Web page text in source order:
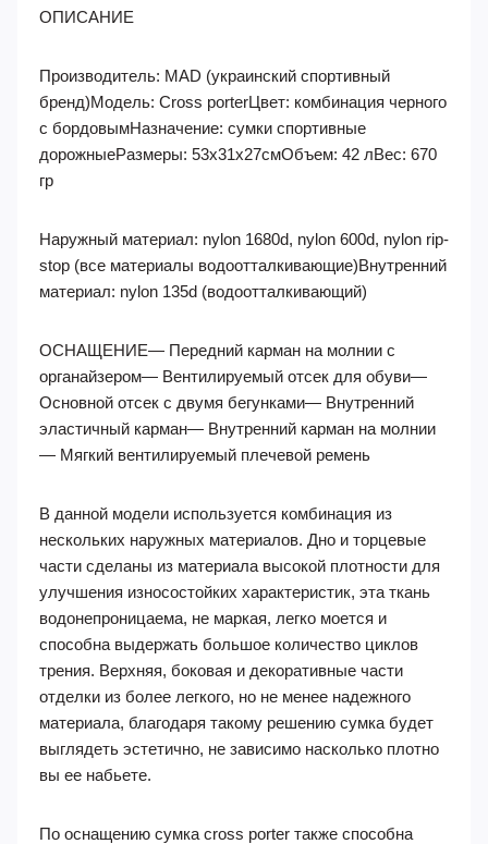
ОПИСАНИЕ
Производитель: MAD (украинский спортивный
бренд)Модель: Cross porterЦвет: комбинация черного
с бордовымНазначение: сумки спортивные
дорожныеРазмеры: 53х31х27смОбъем: 42 лВес: 670
гр
Наружный материал: nylon 1680d, nylon 600d, nylon rip-
stop (все материалы водоотталкивающие)Внутренний
материал: nylon 135d (водоотталкивающий)
ОСНАЩЕНИЕ— Передний карман на молнии с
органайзером— Вентилируемый отсек для обуви—
Основной отсек с двумя бегунками— Внутренний
эластичный карман— Внутренний карман на молнии
— Мягкий вентилируемый плечевой ремень
В данной модели используется комбинация из
нескольких наружных материалов. Дно и торцевые
части сделаны из материала высокой плотности для
улучшения износостойких характеристик, эта ткань
водонепроницаема, не маркая, легко моется и
способна выдержать большое количество циклов
трения. Верхняя, боковая и декоративные части
отделки из более легкого, но не менее надежного
материала, благодаря такому решению сумка будет
выглядеть эстетично, не зависимо насколько плотно
вы ее набьете.
По оснащению сумка cross porter также способна